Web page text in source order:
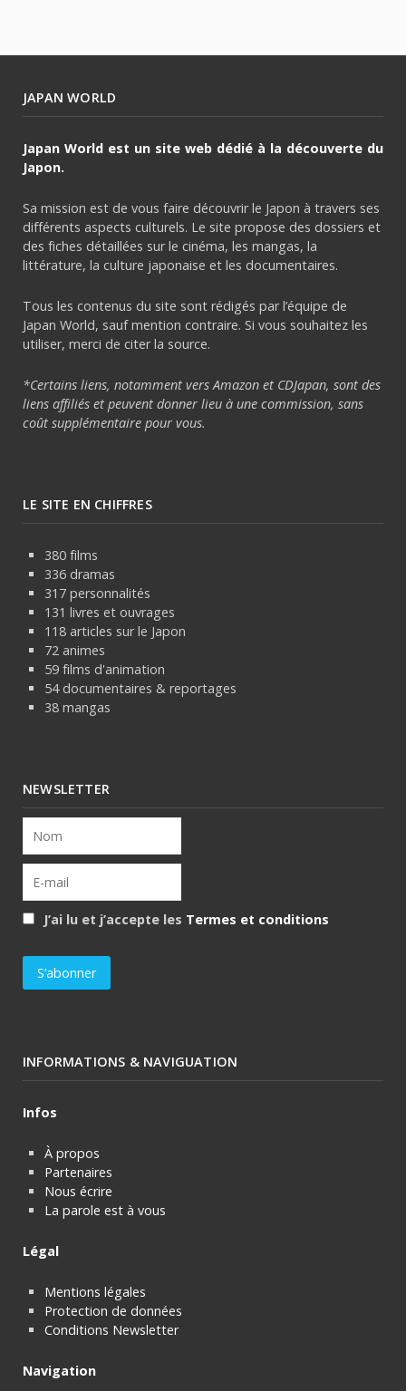
JAPAN WORLD
Japan World est un site web dédié à la découverte du
Japon.
Sa mission est de vous faire découvrir le Japon à travers ses
différents aspects culturels. Le site propose des dossiers et
des fiches détaillées sur le cinéma, les mangas, la
littérature, la culture japonaise et les documentaires.
Tous les contenus du site sont rédigés par l’équipe de
Japan World, sauf mention contraire. Si vous souhaitez les
utiliser, merci de citer la source.
*Certains liens, notamment vers Amazon et CDJapan, sont des
liens affiliés et peuvent donner lieu à une commission, sans
coût supplémentaire pour vous.
LE SITE EN CHIFFRES
380 films
336 dramas
317 personnalités
131 livres et ouvrages
118 articles sur le Japon
72 animes
59 films d'animation
54 documentaires & reportages
38 mangas
NEWSLETTER
J’ai lu et j’accepte les Termes et conditions
INFORMATIONS & NAVIGUATION
Infos
À propos
Partenaires
Nous écrire
La parole est à vous
Légal
Mentions légales
Protection de données
Conditions Newsletter
Navigation